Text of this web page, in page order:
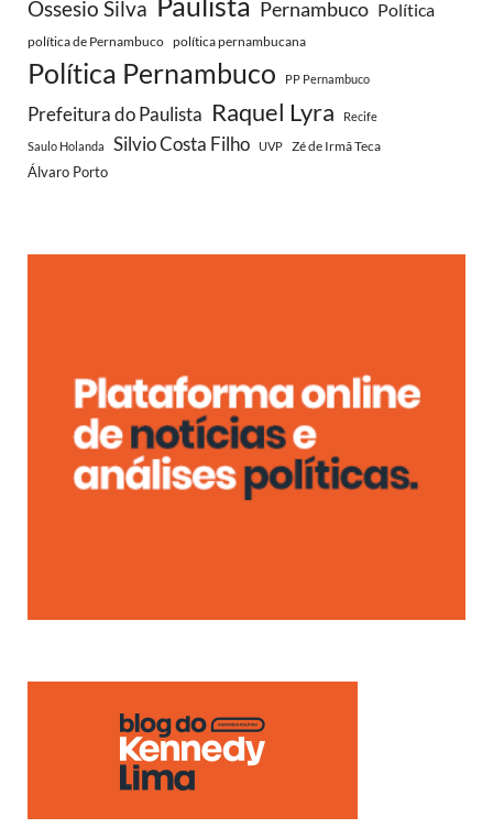
Ossesio Silva Pernambuco Política
política de Pernambuco política pernambucana
Política Pernambuco PP Pernambuco
Prefeitura do Paulista Raquel Lyra Recife
Saulo Holanda Silvio Costa Filho UVP
Zé de Irmã Teca
Álvaro Porto